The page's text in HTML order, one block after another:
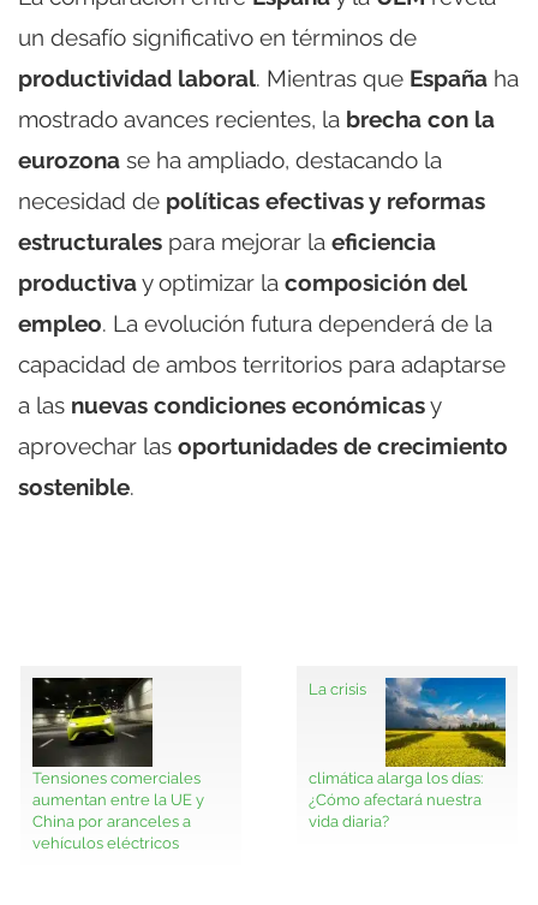
un desafío significativo en términos de
productividad laboral. Mientras que España ha
mostrado avances recientes, la brecha con la
eurozona se ha ampliado, destacando la
necesidad de políticas efectivas y reformas
estructurales para mejorar la eficiencia
productivay optimizar la composición del
empleo. La evolución futura dependerá de la
capacidad de ambos territorios para adaptarse
a las nuevas condiciones económicasy
aprovechar las oportunidades de crecimiento
sostenible.
Tensiones comerciales
aumentan entre la UE y
China por aranceles a
vehículos eléctricos
La crisis
climática alarga los días:
¿Cómo afectará nuestra
vida diaria?